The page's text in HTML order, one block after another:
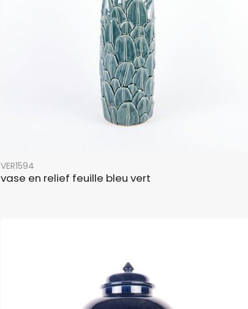
VER1594
vase en relief feuille bleu vert